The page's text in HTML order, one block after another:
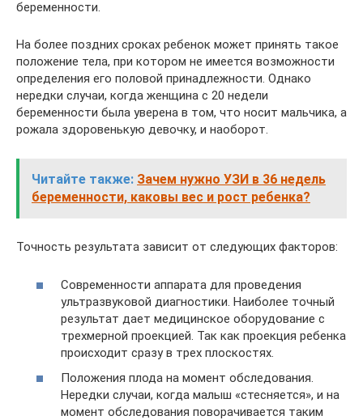
беременности.
На более поздних сроках ребенок может принять такое
положение тела, при котором не имеется возможности
определения его половой принадлежности. Однако
нередки случаи, когда женщина с 20 недели
беременности была уверена в том, что носит мальчика, а
рожала здоровенькую девочку, и наоборот.
Читайте также: Зачем нужно УЗИ в 36 недель
беременности, каковы вес и рост ребенка?
Точность результата зависит от следующих факторов:
Современности аппарата для проведения
ультразвуковой диагностики. Наиболее точный
результат дает медицинское оборудование с
трехмерной проекцией. Так как проекция ребенка
происходит сразу в трех плоскостях.
Положения плода на момент обследования.
Нередки случаи, когда малыш «стесняется», и на
момент обследования поворачивается таким